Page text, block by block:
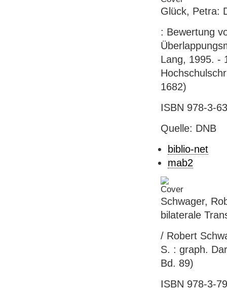
Glück, Petra:
: Bewertung
Lang, 1995. -
1682)
ISBN 978-3-
Quelle: DNB
biblio-net
mab2
Schwager,
bilaterale
/ Robert
S. : graph.
Bd. 89)
ISBN 978-3-